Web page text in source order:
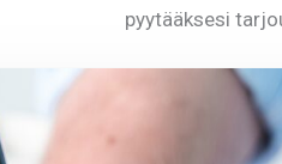
pyytääksesi